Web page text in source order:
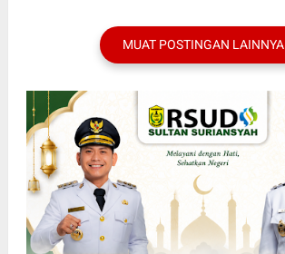
MUAT POSTINGAN LAINNYA